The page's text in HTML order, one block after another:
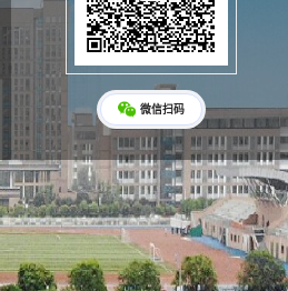
记住密码 忘记密码?